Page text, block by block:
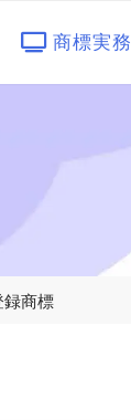
商標実務
録商標